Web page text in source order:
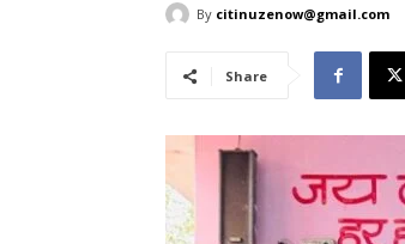
By citinuzenow@gmail.com
Share